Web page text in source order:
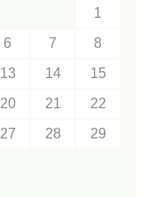
1
6 7
8
13 14
15
20 21
22
27 28
29